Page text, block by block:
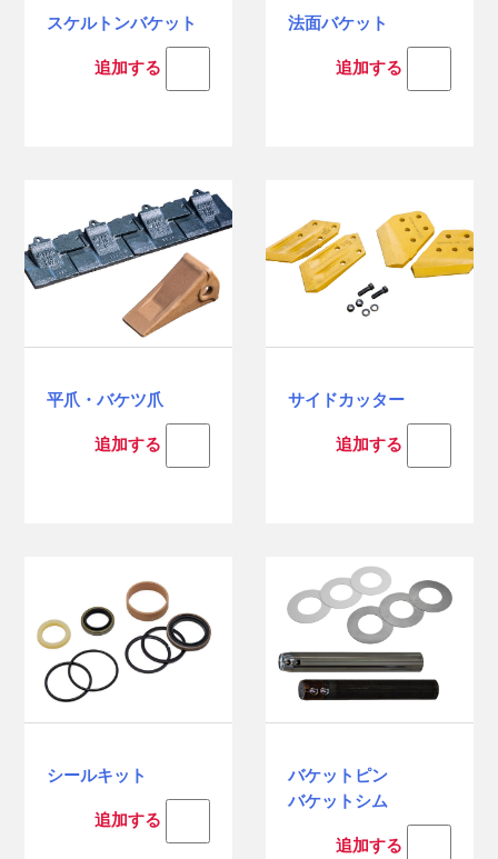
スケルトンバケット
追加する
法面バケット
追加する
平爪・バケツ爪
追加する
サイドカッター
追加する
シールキット
追加する
バケットピン
バケットシム
追加する